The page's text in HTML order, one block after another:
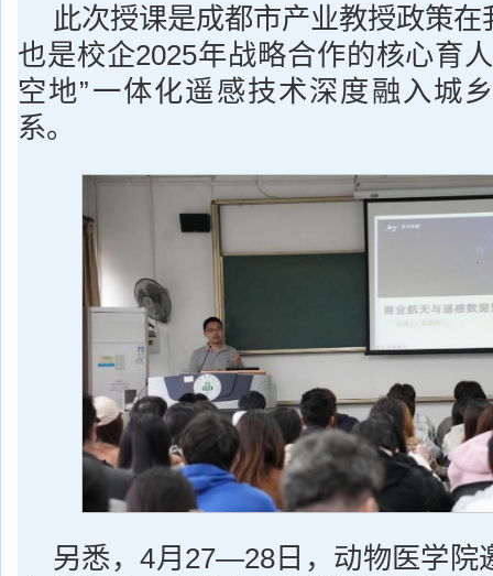
此次授课是成都市产业教授政策
也是校企2025年战略合作的核心育
空地”一体化遥感技术深度融入城
系。
另悉，4月27—28日，动物医学院